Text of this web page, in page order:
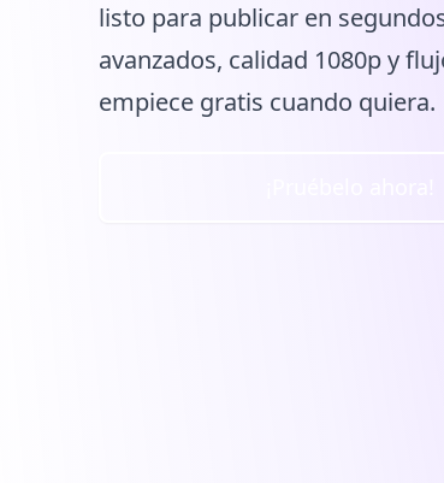
listo para publicar en
avanzados, calidad 1080p y
empiece gratis cuando quiera.